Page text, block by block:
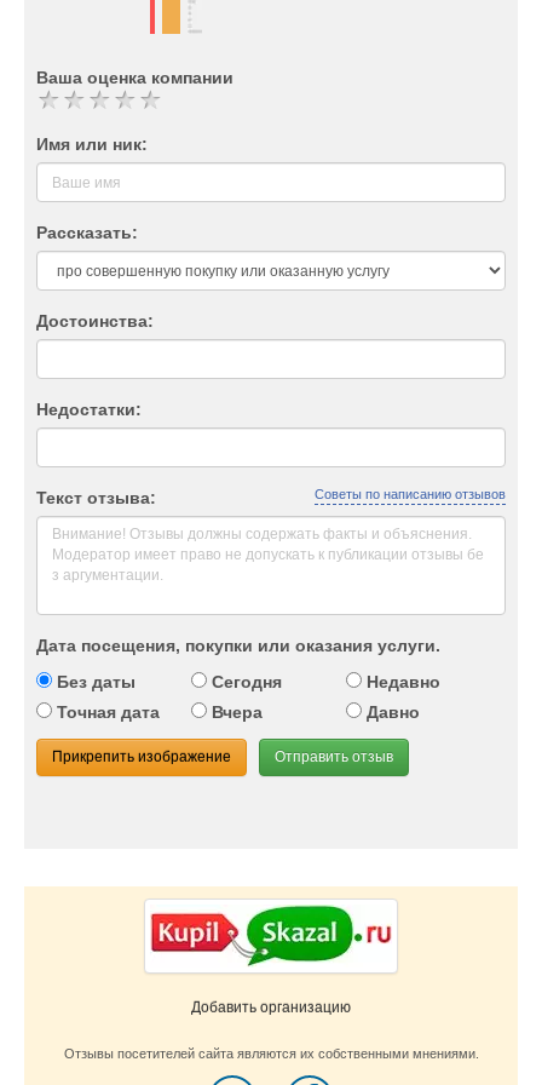
Ваша оценка компании
Имя или ник:
Рассказать:
Достоинства:
Недостатки:
Текст отзыва: Советы по написанию отзывов
Дата посещения, покупки или оказания услуги.
Без даты
Сегодня
Недавно
Точная дата
Вчера Давно
Прикрепить изображение Отправить отзыв
Добавить организацию
Отзывы посетителей сайта являются их собственными мнениями.